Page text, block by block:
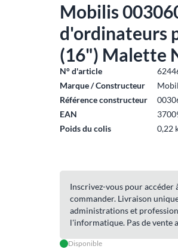
Mobilis
d'ordinateurs
(16") Malette
N° d'article
Marque / Constructeur
Référence constructeur
EAN
Poids du colis
0,22
Inscrivez-vous pour accéder
commander. Livraison
administrations et
l'informatique. Pas de vente
Disponible